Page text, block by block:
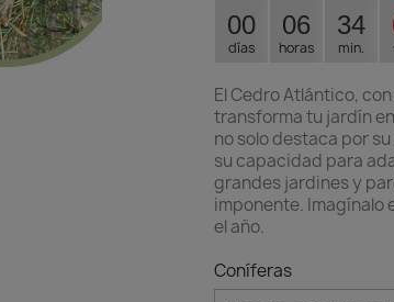
00
días
06
horas
34
min.
El Cedro Atlántico,
transforma tu jardín
no solo destaca por
su capacidad para
grandes jardines y
imponente.
el año.
Coníferas